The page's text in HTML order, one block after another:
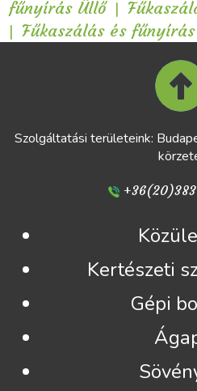
fűnyírás Üllő |
| Fűkaszálás és
Szolgáltatási területeink:
Kertészeti
Gépi